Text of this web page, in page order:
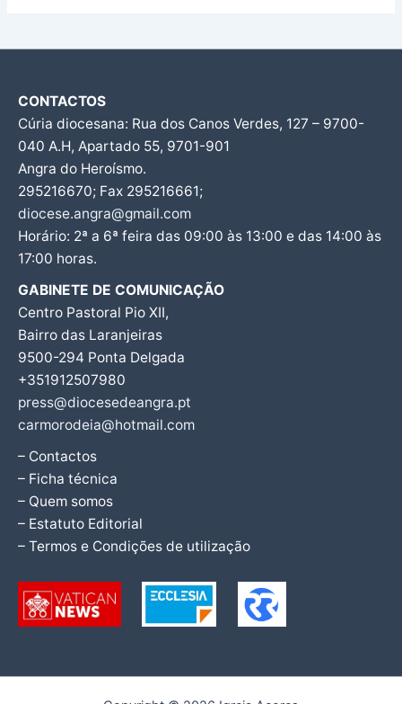
CONTACTOS
Cúria diocesana: Rua dos Canos Verdes, 127 – 9700-
040 A.H, Apartado 55, 9701-901
Angra do Heroísmo.
295216670; Fax 295216661;
diocese.angra@gmail.com
Horário: 2ª a 6ª feira das 09:00 às 13:00 e das 14:00 às
17:00 horas.
GABINETE DE COMUNICAÇÃO
Centro Pastoral Pio XII,
Bairro das Laranjeiras
9500-294 Ponta Delgada
+351912507980
press@diocesedeangra.pt
carmorodeia@hotmail.com
– Contactos
– Ficha técnica
– Quem somos
– Estatuto Editorial
– Termos e Condições de utilização